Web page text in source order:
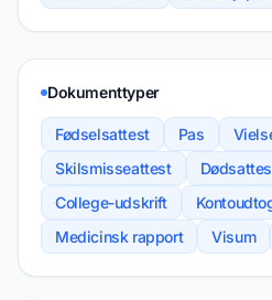
Dokumenttyper
Fødselsattest Pas
Skilsmisseattest
College-udskrift
Medicinsk rapport
Visum